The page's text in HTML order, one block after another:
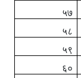
५७
५८
५९
६०